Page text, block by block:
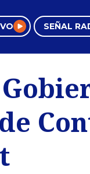
SEÑAL